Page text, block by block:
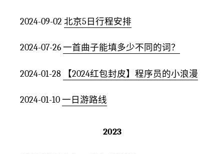
2024-09-02 北京5日行程安排
2024-07-26 一首曲子能填多少不同的词？
2024-01-28 【2024红包封皮】程序员的小浪漫
2024-01-10 一日游路线
2023